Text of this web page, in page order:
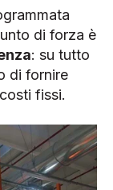
di forza è
: su tutto
di fornire
fissi.